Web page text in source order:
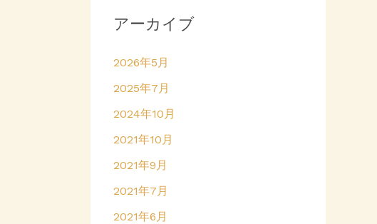
アーカイブ
2026年5月
2025年7月
2024年10月
2021年10月
2021年9月
2021年7月
2021年6月